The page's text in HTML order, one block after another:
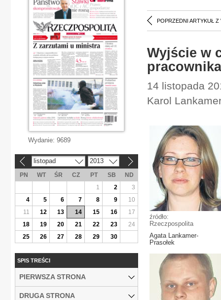
POPRZEDNI ARTYKUŁ Z
Wyjście w
pracownika
14 listopada
Karol
źródło:
Rzeczpospolita
Agata Lankamer-
Prasołek
Wydanie: 9689
listopad 2013
PN WT ŚR CZ PT SB
ND
1
2
3
4
5 6 7 8 9
10
11
12 13 14 15 16
17
18
19 20 21 22 23
24
25
26 27 28 29 30
SPIS TREŚCI
PIERWSZA STRONA
DRUGA STRONA